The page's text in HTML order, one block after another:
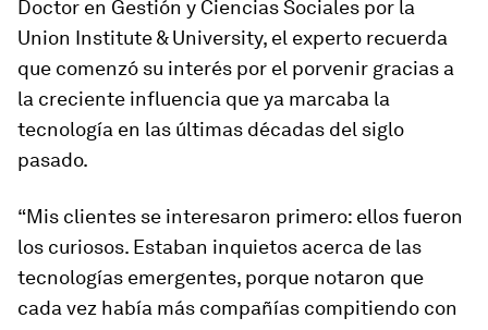
Doctor en Gestión y Ciencias Sociales por la
Union Institute & University, el experto recuerda
que comenzó su interés por el porvenir gracias a
la creciente influencia que ya marcaba la
tecnología en las últimas décadas del siglo
pasado.
“Mis clientes se interesaron primero: ellos fueron
los curiosos. Estaban inquietos acerca de las
tecnologías emergentes, porque notaron que
cada vez había más compañías compitiendo con